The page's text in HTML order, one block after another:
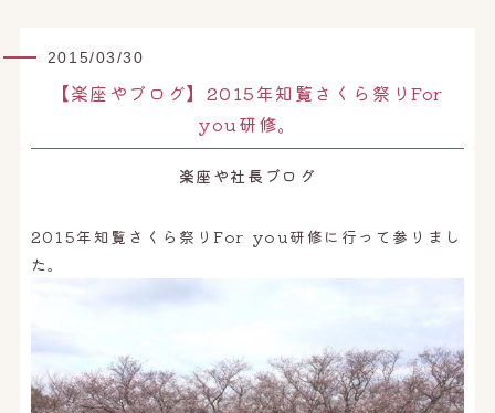
オンライン予約はこちら
2015/03/30
【楽座やブログ】2015年知覧さくら祭りFor
you研修。
楽座や社長ブログ
2015年知覧さくら祭りFor you研修に行って参りまし
た。